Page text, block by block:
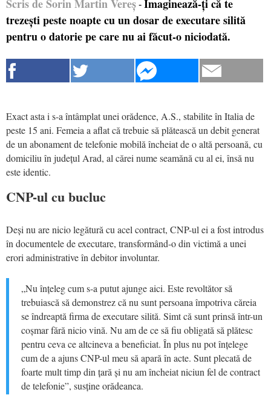
Scris de Sorin Martin Vereș - Imaginează-ți că te
trezești peste noapte cu un dosar de executare silită
pentru o datorie pe care nu ai făcut-o niciodată.
Exact asta i s-a întâmplat unei orădence, A.S., stabilite în Italia de
peste 15 ani. Femeia a aflat că trebuie să plătească un debit generat
de un abonament de telefonie mobilă încheiat de o altă persoană, cu
domiciliu în județul Arad, al cărei nume seamănă cu al ei, însă nu
este identic.
CNP-ul cu bucluc
Deși nu are nicio legătură cu acel contract, CNP-ul ei a fost introdus
în documentele de executare, transformând-o din victimă a unei
erori administrative în debitor involuntar.
„Nu înțeleg cum s-a putut ajunge aici. Este revoltător să
trebuiască să demonstrez că nu sunt persoana împotriva căreia
se îndreaptă firma de executare silită. Simt că sunt prinsă într-un
coșmar fără nicio vină. Nu am de ce să fiu obligată să plătesc
pentru ceva ce altcineva a beneficiat. În plus nu pot înțelege
cum de a ajuns CNP-ul meu să apară în acte. Sunt plecată de
foarte mult timp din țară și nu am încheiat niciun fel de contract
de telefonie”, susține orădeanca.